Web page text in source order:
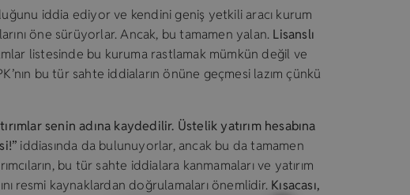
iddia ediyor ve kendini geniş yetkili aracı kurum
öne sürüyorlar. Ancak, bu tamamen yalan. Lisanslı
listesinde bu kuruma rastlamak mümkün değil ve
bu tür sahte iddiaların önüne geçmesi lazım çünkü
senin adına kaydedilir. Üstelik yatırım hesabına
iddiasında da bulunuyorlar, ancak bu da tamamen
bu tür sahte iddialara kanmamaları ve yatırım
resmi kaynaklardan doğrulamaları önemlidir. Kısacası,